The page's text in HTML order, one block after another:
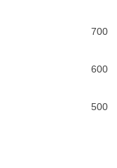
500
600
700